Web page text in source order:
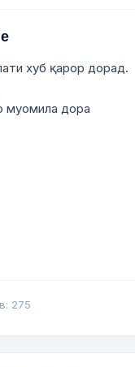
хуб қарор дорад.
муомила дора
275